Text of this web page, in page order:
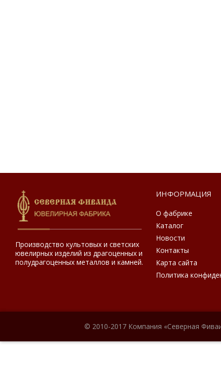
Производство культовых и светских
ювелирных изделий из драгоценных и
полудрагоценных металлов и камней.
ИНФОРМАЦИЯ
О фабрике
Каталог
Новости
Контакты
Карта сайта
Политика
© 2010-2017 Компания «Северная